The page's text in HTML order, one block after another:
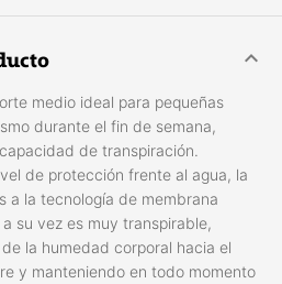
medio ideal para pequeñas
durante el fin de semana,
de transpiración.
de protección frente al agua, la
a la tecnología de membrana
su vez es muy transpirable,
la humedad corporal hacia el
y manteniendo en todo momento